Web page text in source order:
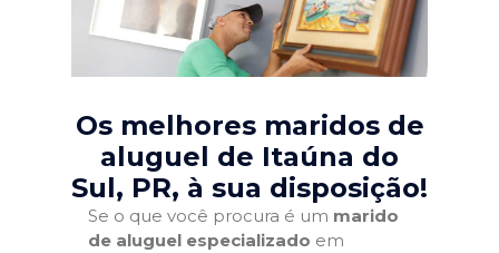
Os melhores maridos de
aluguel de Itaúna do
Sul, PR, à sua disposição!
Se o que você procura é um marido
de aluguel especializado em